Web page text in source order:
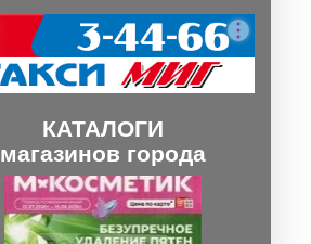
Обои Savanna 588712
укуса пчелы развился
тяжелейший инфаркт....
КАТАЛОГИ
магазинов города